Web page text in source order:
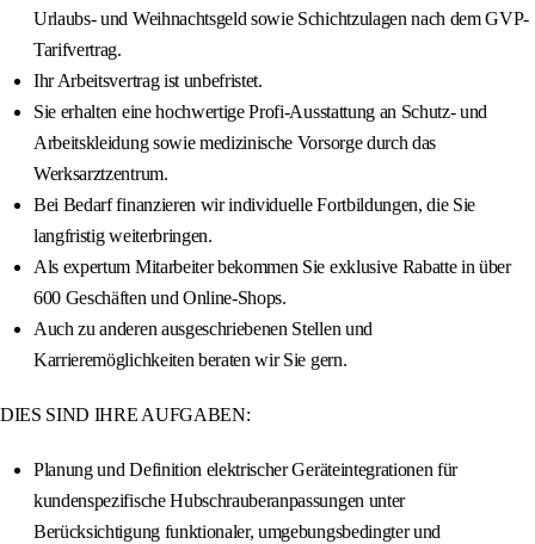
Urlaubs- und Weihnachtsgeld sowie Schichtzulagen nach dem GVP-
Tarifvertrag.
Ihr Arbeitsvertrag ist unbefristet.
Sie erhalten eine hochwertige Profi-Ausstattung an Schutz- und
Arbeitskleidung sowie medizinische Vorsorge durch das
Werksarztzentrum.
Bei Bedarf finanzieren wir individuelle Fortbildungen, die Sie
langfristig weiterbringen.
Als expertum Mitarbeiter bekommen Sie exklusive Rabatte in über
600 Geschäften und Online-Shops.
Auch zu anderen ausgeschriebenen Stellen und
Karrieremöglichkeiten beraten wir Sie gern.
DIES SIND IHRE AUFGABEN:
Planung und Definition elektrischer Geräteintegrationen für
kundenspezifische Hubschrauberanpassungen unter
Berücksichtigung funktionaler, umgebungsbedingter und